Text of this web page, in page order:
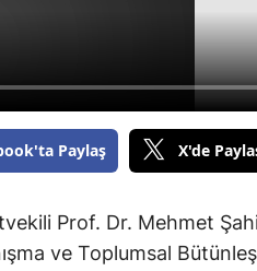
Paylaş X'de
Prof. Dr. Mehmet
ve Toplumsal